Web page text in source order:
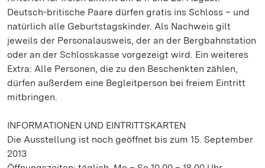
Deutsch-britische Paare dürfen gratis ins Schloss – und
natürlich alle Geburtstagskinder. Als Nachweis gilt
jeweils der Personalausweis, der an der Bergbahnstation
oder an der Schlosskasse vorgezeigt wird. Ein weiteres
Extra: Alle Personen, die zu den Beschenkten zählen,
dürfen außerdem eine Begleitperson bei freiem Eintritt
mitbringen.
INFORMATIONEN UND EINTRITTSKARTEN
Die Ausstellung ist noch geöffnet bis zum 15. September
2013